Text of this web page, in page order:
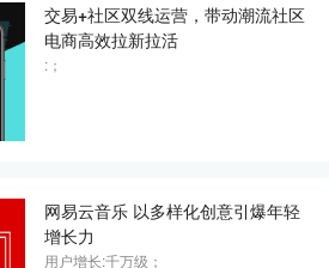
交易+社区双线运营，带动潮流社区
电商高效拉新拉活
:；
网易云音乐 以多样化创意引爆年轻
增长力
用户增长:千万级；